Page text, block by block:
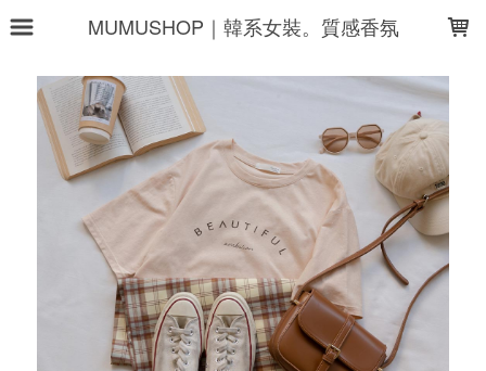
MUMUSHOP｜韓系女裝。質感香氛